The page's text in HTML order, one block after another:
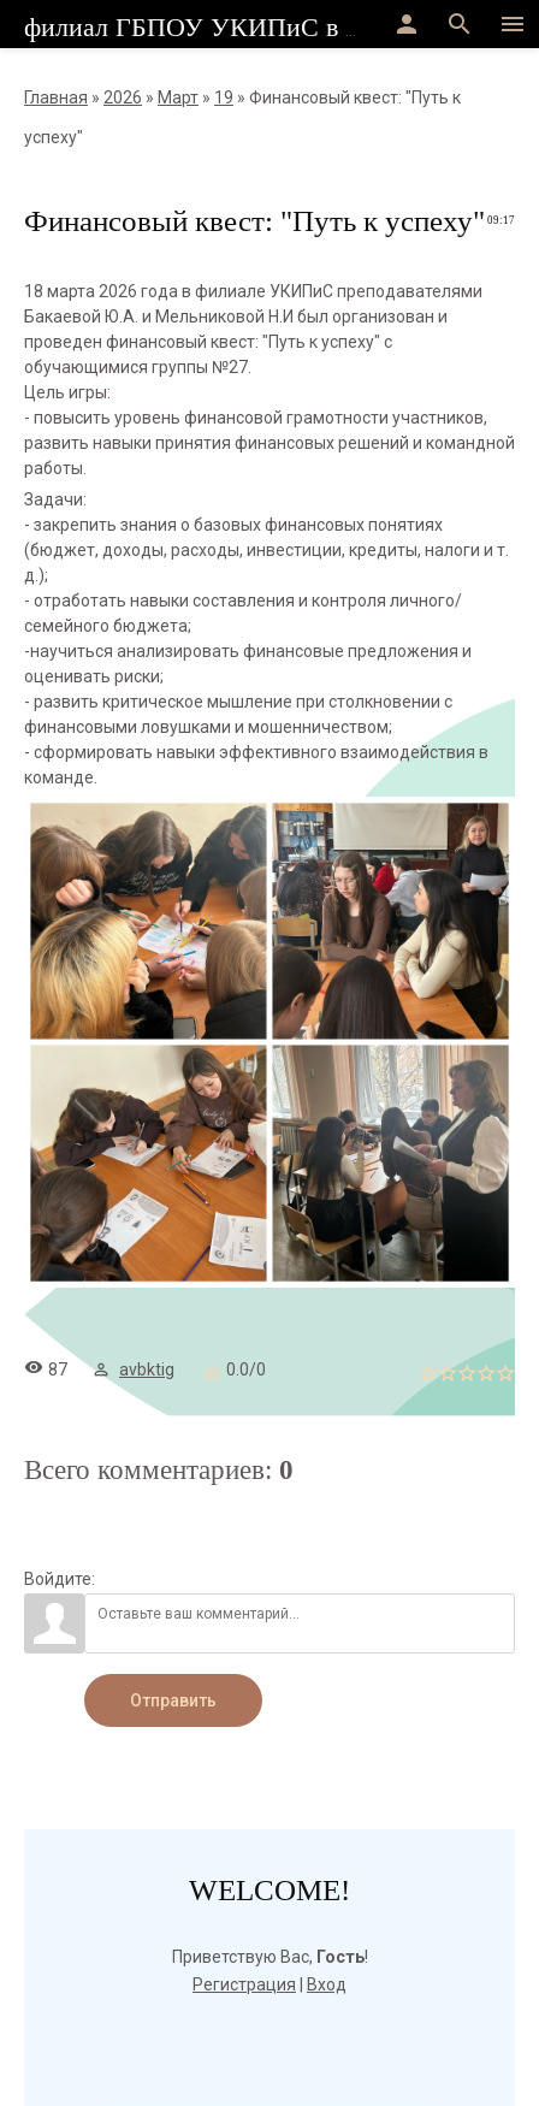
menu
search
person
Главная » 2026 » Март » 19 » Финансовый квест: "Путь к
успеху"
09:17
Финансовый квест: "Путь к успеху"
18 марта 2026 года в филиале УКИПиС преподавателями
Бакаевой Ю.А. и Мельниковой Н.И был организован и
проведен финансовый квест: "Путь к успеху" с
обучающимися группы №27.
Цель игры:
- повысить уровень финансовой грамотности участников,
развить навыки принятия финансовых решений и командной
работы.
Задачи:
- закрепить знания о базовых финансовых понятиях
(бюджет, доходы, расходы, инвестиции, кредиты, налоги и т.
д.);
- отработать навыки составления и контроля личного/
семейного бюджета;
-научиться анализировать финансовые предложения и
оценивать риски;
- развить критическое мышление при столкновении с
финансовыми ловушками и мошенничеством;
- сформировать навыки эффективного взаимодействия в
команде.
87 avbktig 0.0/0
Всего комментариев: 0
Войдите:
Отправить
WELCOME!
Приветствую Вас, Гость!
Регистрация
Вход